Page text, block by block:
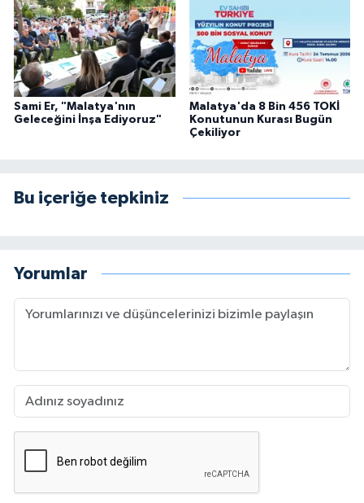
Sami Er, "Malatya'nın
Geleceğini İnşa Ediyoruz"
Malatya'da 8 Bin 456 TOKİ
Konutunun Kurası Bugün
Çekiliyor
Bu içeriğe tepkiniz
Yorumlar